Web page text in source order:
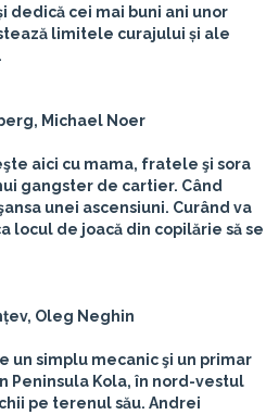
dedică cei mai buni ani unor
limitele curajului și ale
Michael Noer
aici cu mama, fratele şi sora
gangster de cartier. Când
unei ascensiuni. Curând va
de joacă din copilărie să se
Oleg Neghin
simplu mecanic şi un primar
Peninsula Kola, în nord-vestul
pe terenul său. Andrei